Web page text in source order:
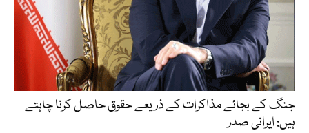
جنگ کے بجائے مذاکرات کے ذریعے حقوق حاصل کرنا چاہتے
ہیں: ایرانی صدر